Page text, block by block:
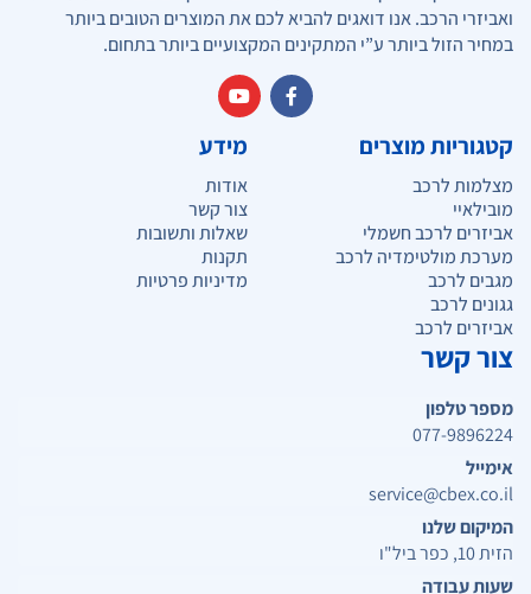
ואביזרי הרכב. אנו דואגים להביא לכם את המוצרים הטובים ביותר
במחיר הזול ביותר ע”י המתקינים המקצועיים ביותר בתחום.
קטגוריות מוצרים
מצלמות לרכב
מובילאיי
אביזרים לרכב חשמלי
מערכת מולטימדיה לרכב
מגבים לרכב
גגונים לרכב
אביזרים לרכב
מידע
אודות
צור קשר
שאלות ותשובות
תקנות
מדיניות פרטיות
צור קשר
מספר טלפון
077-9896224
אימייל
service@cbex.co.il
המיקום שלנו
הזית 10, כפר ביל"ו
שעות עבודה